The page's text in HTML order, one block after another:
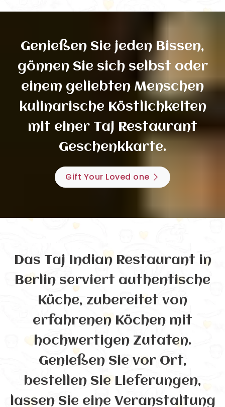
Genießen Sie jeden Bissen,
gönnen Sie sich selbst oder
einem geliebten Menschen
kulinarische Köstlichkeiten
mit einer Taj Restaurant
Geschenkkarte.
Gift Your Loved one
Das Taj Indian Restaurant in
Berlin serviert authentische
Küche, zubereitet von
erfahrenen Köchen mit
hochwertigen Zutaten.
Genießen Sie vor Ort,
bestellen Sie Lieferungen,
lassen Sie eine Veranstaltung